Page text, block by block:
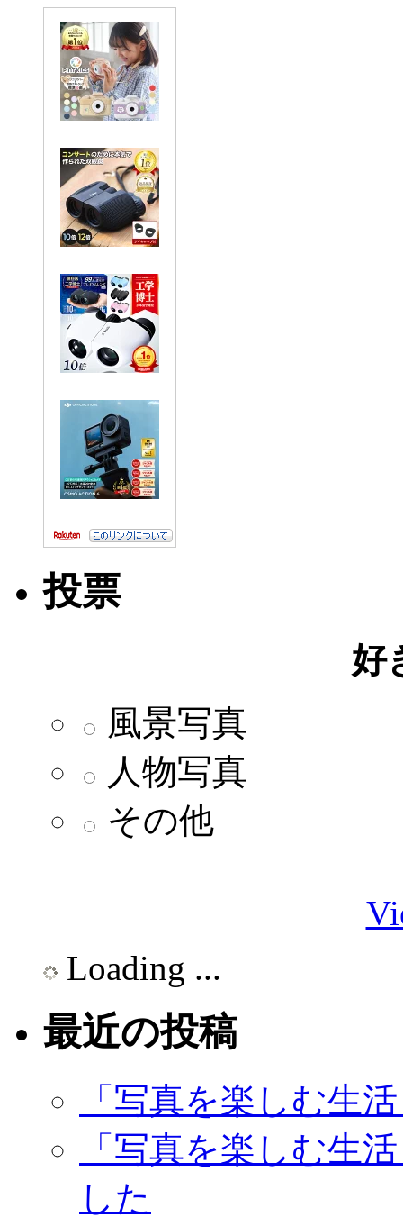
投票
好
風景写真
人物写真
その他
Loading ...
最近の投稿
「写真を楽しむ生
「写真を楽しむ生
した